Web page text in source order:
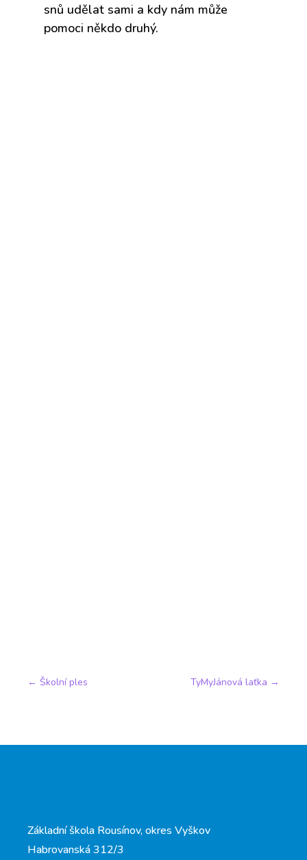
snů udělat sami a kdy nám může
pomoci někdo druhý.
← Školní ples TyMyJánová laťka →
Základní škola Rousínov, okres Vyškov
Habrovanská 312/3